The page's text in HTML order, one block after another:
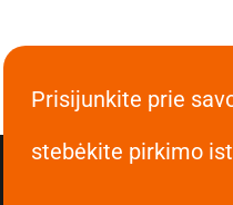
Prisijunkite prie
stebėkite pirkimo